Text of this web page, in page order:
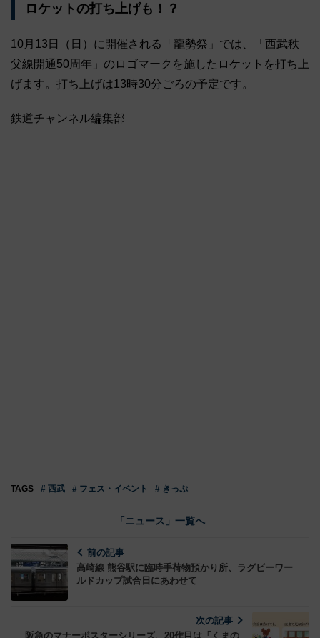
ロケットの打ち上げも！？
10月13日（日）に開催される「龍勢祭」では、「西武秩
父線開通50周年」のロゴマークを施したロケットを打ち上
げます。打ち上げは13時30分ごろの予定です。
鉄道チャンネル編集部
TAGS # 西武 # フェス・イベント # きっぷ
「ニュース」一覧へ
前の記事
高崎線 熊谷駅に臨時手荷物預かり所、ラグビーワー
ルドカップ試合日にあわせて
次の記事
阪急のマナーポスターシリーズ、20作目は「くまの